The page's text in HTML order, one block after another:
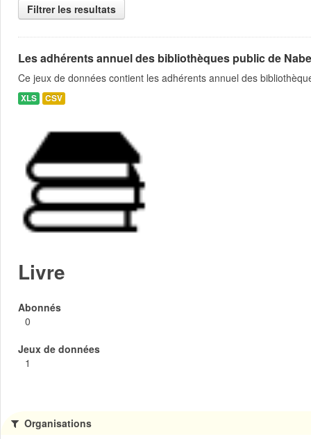
Filtrer les resultats
Les adhérents annuel des bibliothèques public de
Ce jeux de données contient les adhérents annuel des
XLS CSV
Livre
Abonnés
0
Jeux de données
1
Organisations